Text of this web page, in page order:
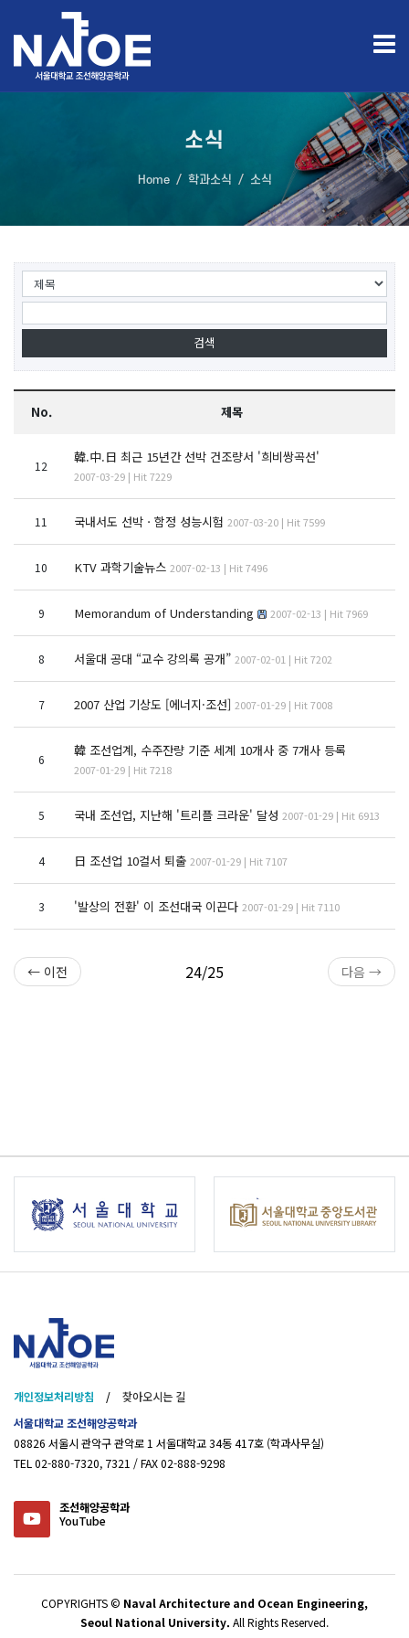
소식
Home 학과소식 소식
No. 제목
12
韓.中.日 최근 15년간 선박 건조량서 '희비쌍곡선'
2007-03-29 | Hit 7229
11 국내서도 선박ㆍ함정 성능시험 2007-03-20 | Hit 7599
10 KTV 과학기술뉴스 2007-02-13 | Hit 7496
9 Memorandum of Understanding 2007-02-13 | Hit 7969
8 서울대 공대 “교수 강의록 공개” 2007-02-01 | Hit 7202
7 2007 산업 기상도 [에너지·조선] 2007-01-29 | Hit 7008
6
韓 조선업계, 수주잔량 기준 세계 10개사 중 7개사 등록
2007-01-29 | Hit 7218
5 국내 조선업, 지난해 '트리플 크라운' 달성 2007-01-29 | Hit 6913
4 日 조선업 10걸서 퇴출 2007-01-29 | Hit 7107
3 '발상의 전환' 이 조선대국 이끈다 2007-01-29 | Hit 7110
← 이전 24/25 다음 →
개인정보처리방침 /
찾아오시는 길
서울대학교 조선해양공학과
08826 서울시 관악구 관악로 1 서울대학교 34동 417호 (학과사무실)
TEL 02-880-7320, 7321 / FAX 02-888-9298
조선해양공학과
YouTube
COPYRIGHTS © Naval Architecture and Ocean Engineering,
Seoul National University. All Rights Reserved.